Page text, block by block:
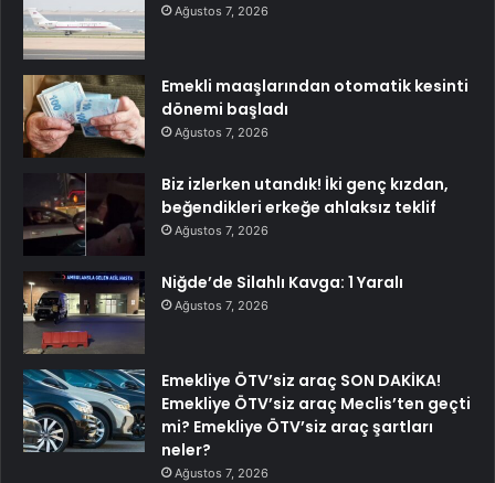
Ağustos 7, 2026
Emekli maaşlarından otomatik kesinti
dönemi başladı
Ağustos 7, 2026
Biz izlerken utandık! İki genç kızdan,
beğendikleri erkeğe ahlaksız teklif
Ağustos 7, 2026
Niğde’de Silahlı Kavga: 1 Yaralı
Ağustos 7, 2026
Emekliye ÖTV’siz araç SON DAKİKA!
Emekliye ÖTV’siz araç Meclis’ten geçti
mi? Emekliye ÖTV’siz araç şartları
neler?
Ağustos 7, 2026